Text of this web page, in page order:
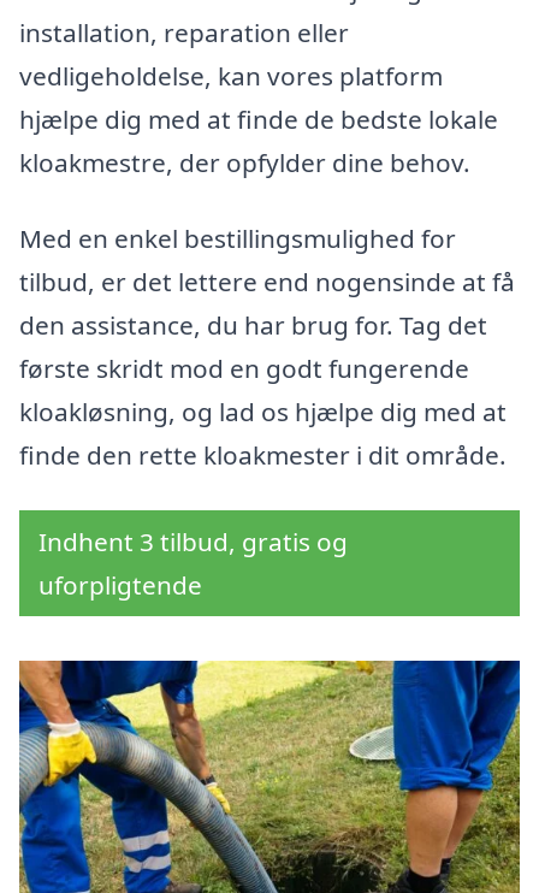
installation, reparation eller
vedligeholdelse, kan vores platform
hjælpe dig med at finde de bedste lokale
kloakmestre, der opfylder dine behov.
Med en enkel bestillingsmulighed for
tilbud, er det lettere end nogensinde at få
den assistance, du har brug for. Tag det
første skridt mod en godt fungerende
kloakløsning, og lad os hjælpe dig med at
finde den rette kloakmester i dit område.
Indhent 3 tilbud, gratis og
uforpligtende